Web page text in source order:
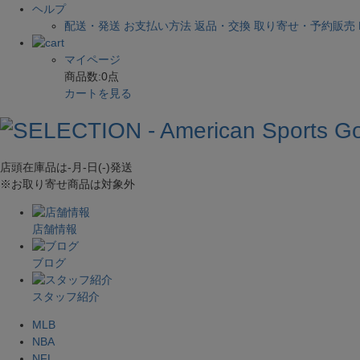
ヘルプ
配送・発送 お支払い方法 返品・交換 取り寄せ・予約販売
マイページ
商品数:0点
カートを見る
店頭在庫品は-月-日(-)発送
※お取り寄せ商品は対象外
店舗情報
ブログ
スタッフ紹介
MLB
NBA